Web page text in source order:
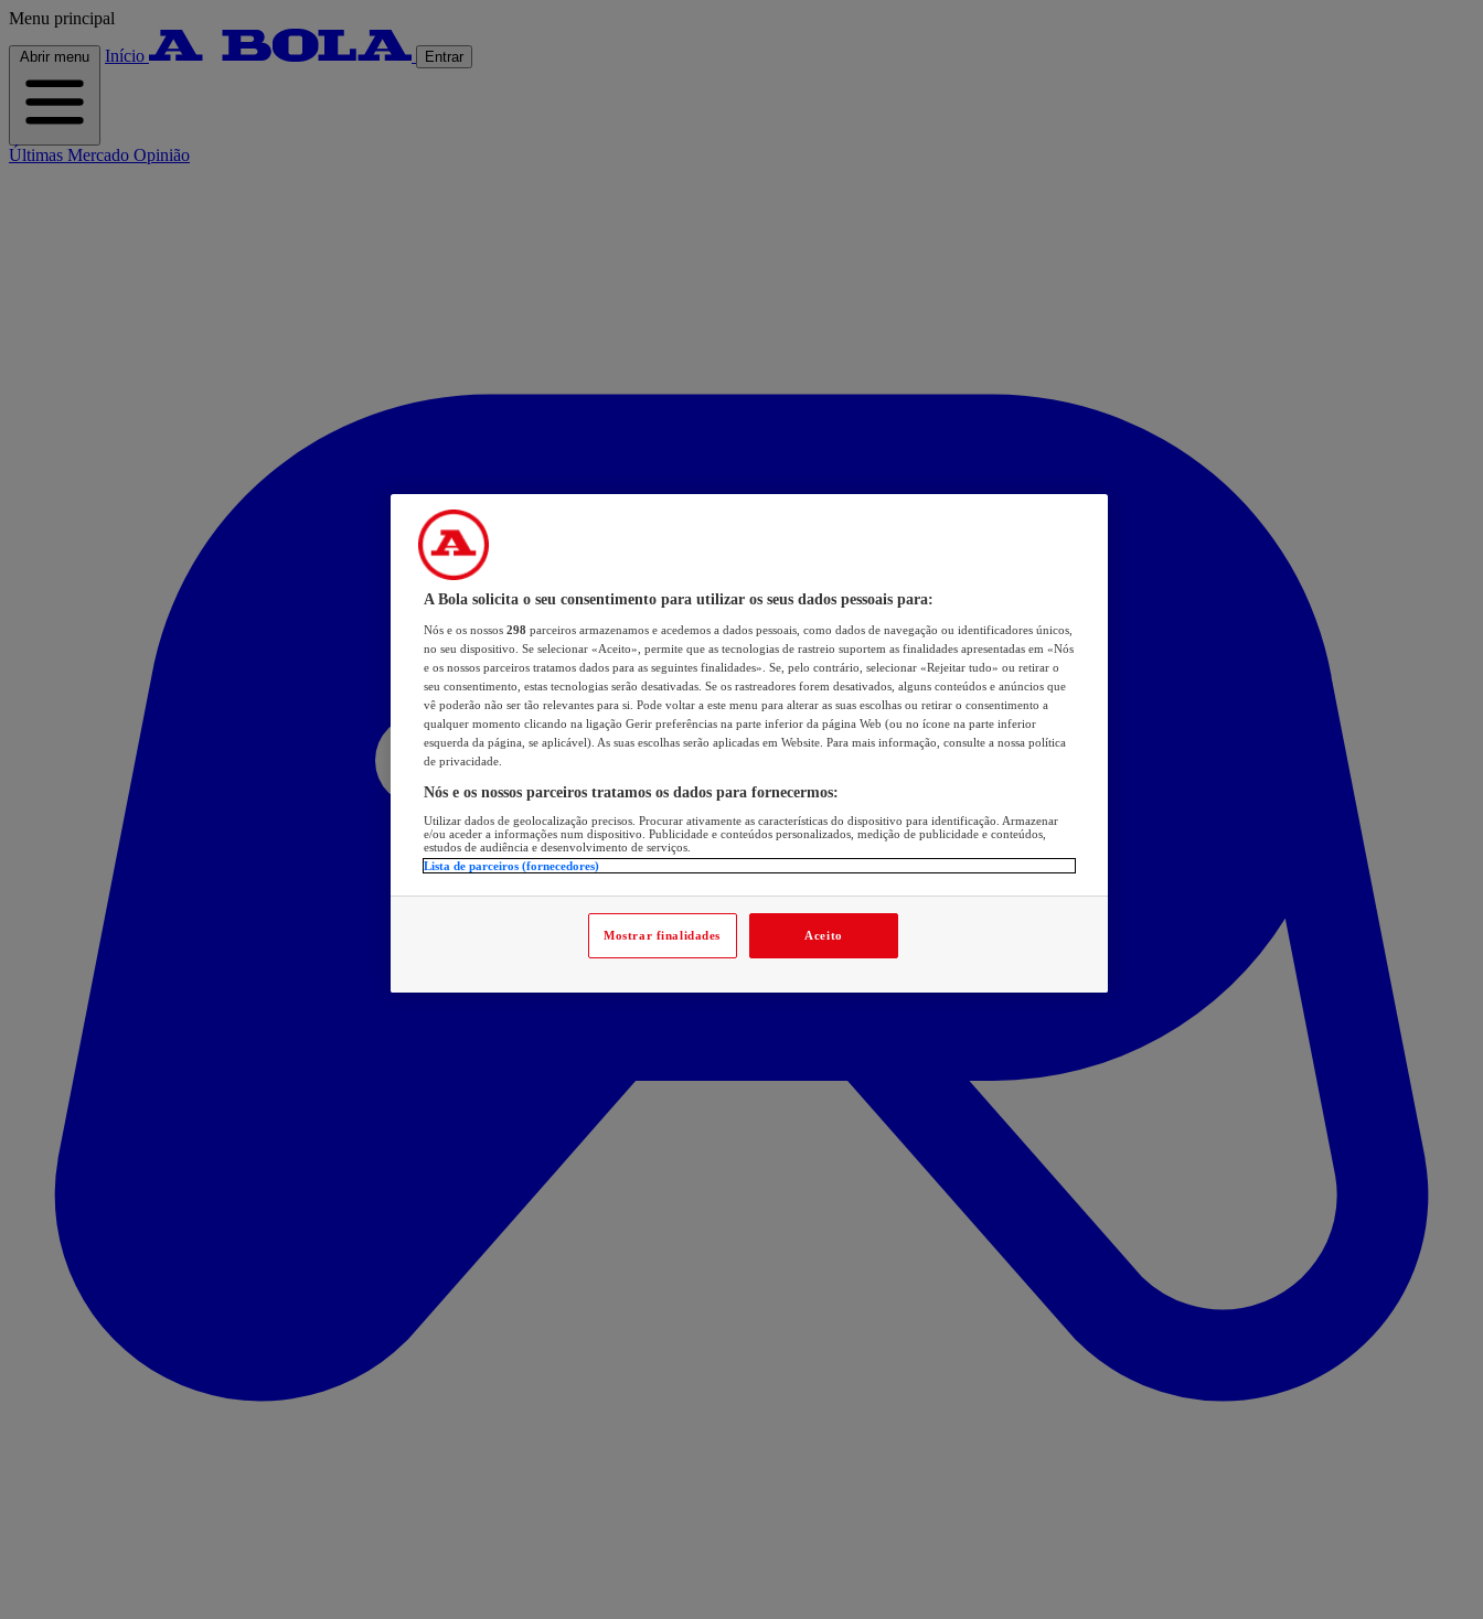
Menu principal
Abrir menu Início Entrar
Últimas Mercado Opinião
A Bola solicita o seu consentimento para utilizar os seus dados pessoais para:
Nós e os nossos 298 parceiros armazenamos e acedemos a dados pessoais, como dados de navegação ou identificadores únicos,
no seu dispositivo. Se selecionar «Aceito», permite que as tecnologias de rastreio suportem as finalidades apresentadas em «Nós
e os nossos parceiros tratamos dados para as seguintes finalidades». Se, pelo contrário, selecionar «Rejeitar tudo» ou retirar o
seu consentimento, estas tecnologias serão desativadas. Se os rastreadores forem desativados, alguns conteúdos e anúncios que
vê poderão não ser tão relevantes para si. Pode voltar a este menu para alterar as suas escolhas ou retirar o consentimento a
qualquer momento clicando na ligação Gerir preferências na parte inferior da página Web (ou no ícone na parte inferior
esquerda da página, se aplicável). As suas escolhas serão aplicadas em Website. Para mais informação, consulte a nossa política
de privacidade.
Nós e os nossos parceiros tratamos os dados para fornecermos:
Utilizar dados de geolocalização precisos. Procurar ativamente as características do dispositivo para identificação. Armazenar
e/ou aceder a informações num dispositivo. Publicidade e conteúdos personalizados, medição de publicidade e conteúdos,
estudos de audiência e desenvolvimento de serviços.
Lista de parceiros (fornecedores)
Mostrar finalidades Aceito